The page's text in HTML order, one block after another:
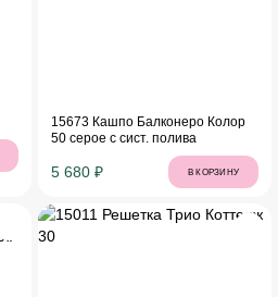
15673 Кашпо Балконеро Колор
50 серое с сист. полива
5 680 ₽ В КОРЗИНУ